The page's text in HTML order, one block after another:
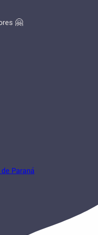
🤗
Paraná